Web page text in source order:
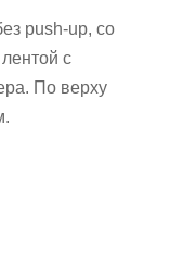
push-up, со
с
По верху